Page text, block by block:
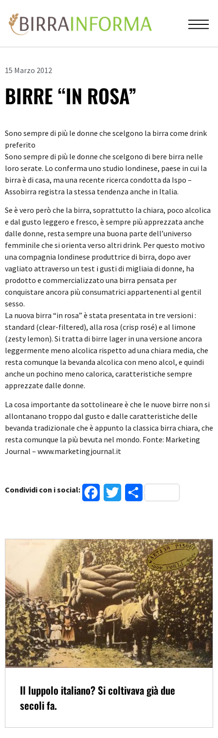
15 Marzo 2012
BIRRE “IN ROSA”
Sono sempre di più le donne che scelgono la birra come drink
preferito
Sono sempre di più le donne che scelgono di bere birra nelle
loro serate. Lo conferma uno studio londinese, paese in cui la
birra è di casa, ma una recente ricerca condotta da Ispo –
Assobirra registra la stessa tendenza anche in Italia.
Se è vero però che la birra, soprattutto la chiara, poco alcolica
e dal gusto leggero e fresco, è sempre più apprezzata anche
dalle donne, resta sempre una buona parte dell’universo
femminile che si orienta verso altri drink. Per questo motivo
una compagnia londinese produttrice di birra, dopo aver
vagliato attraverso un test i gusti di migliaia di donne, ha
prodotto e commercializzato una birra pensata per
conquistare ancora più consumatrici appartenenti al gentil
sesso.
La nuova birra “in rosa” è stata presentata in tre versioni :
standard (clear-filtered), alla rosa (crisp rosé) e al limone
(zesty lemon). Si tratta di birre lager in una versione ancora
leggermente meno alcolica rispetto ad una chiara media, che
resta comunque la bevanda alcolica con meno alcol, e quindi
anche un pochino meno calorica, caratteristiche sempre
apprezzate dalle donne.
La cosa importante da sottolineare è che le nuove birre non si
allontanano troppo dal gusto e dalle caratteristiche delle
bevanda tradizionale che è appunto la classica birra chiara, che
resta comunque la più bevuta nel mondo. Fonte: Marketing
Journal – www.marketingjournal.it
Condividi con i social: FacebookTwitterCondividi
Il luppolo italiano? Si coltivava già due
secoli fa.